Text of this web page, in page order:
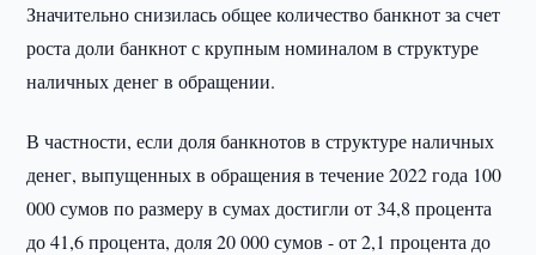
Значительно снизилась общее количество банкнот за счет
роста доли банкнот с крупным номиналом в структуре
наличных денег в обращении.
В частности, если доля банкнотов в структуре наличных
денег, выпущенных в обращения в течение 2022 года 100
000 сумов по размеру в сумах достигли от 34,8 процента
до 41,6 процента, доля 20 000 сумов - от 2,1 процента до